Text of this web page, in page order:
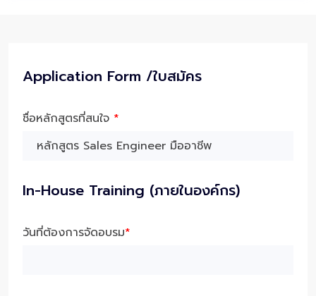
Application Form /ใบสมัคร
ชื่อหลักสูตรที่สนใจ *
In-House Training (ภายในองค์กร)
วันที่ต้องการจัดอบรม*